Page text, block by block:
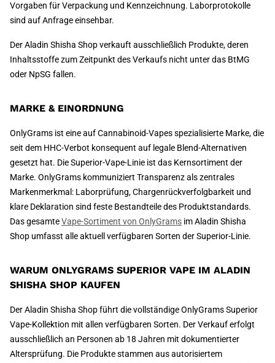
Vorgaben für Verpackung und Kennzeichnung. Laborprotokolle
sind auf Anfrage einsehbar.
Der Aladin Shisha Shop verkauft ausschließlich Produkte, deren
Inhaltsstoffe zum Zeitpunkt des Verkaufs nicht unter das BtMG
oder NpSG fallen.
MARKE & EINORDNUNG
OnlyGrams ist eine auf Cannabinoid-Vapes spezialisierte Marke, die
seit dem HHC-Verbot konsequent auf legale Blend-Alternativen
gesetzt hat. Die Superior-Vape-Linie ist das Kernsortiment der
Marke. OnlyGrams kommuniziert Transparenz als zentrales
Markenmerkmal: Laborprüfung, Chargenrückverfolgbarkeit und
klare Deklaration sind feste Bestandteile des Produktstandards.
Das gesamteVape-Sortiment von OnlyGrams im Aladin Shisha
Shop umfasst alle aktuell verfügbaren Sorten der Superior-Linie.
WARUM ONLYGRAMS SUPERIOR VAPE IM ALADIN
SHISHA SHOP KAUFEN
Der Aladin Shisha Shop führt die vollständige OnlyGrams Superior
Vape-Kollektion mit allen verfügbaren Sorten. Der Verkauf erfolgt
ausschließlich an Personen ab 18 Jahren mit dokumentierter
Altersprüfung. Die Produkte stammen aus autorisiertem